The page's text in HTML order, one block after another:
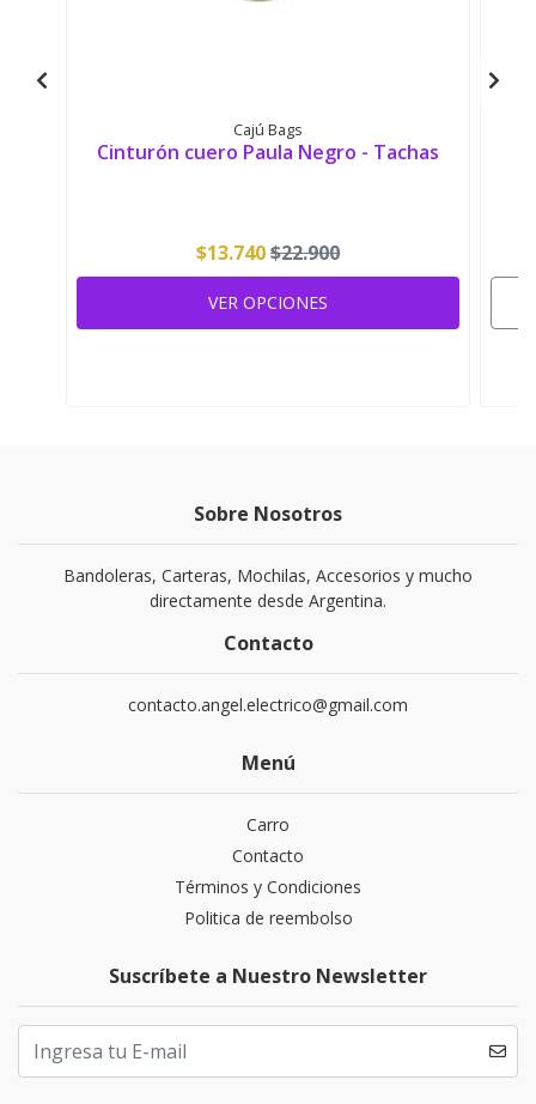
Cajú Bags
Cinturón cuero Paula Negro - Tachas
$13.740$22.900
VER OPCIONES
Sobre Nosotros
Bandoleras, Carteras, Mochilas, Accesorios y mucho
directamente desde Argentina.
Contacto
contacto.angel.electrico@gmail.com
Menú
Carro
Contacto
Términos y Condiciones
Politica de reembolso
Suscríbete a Nuestro Newsletter